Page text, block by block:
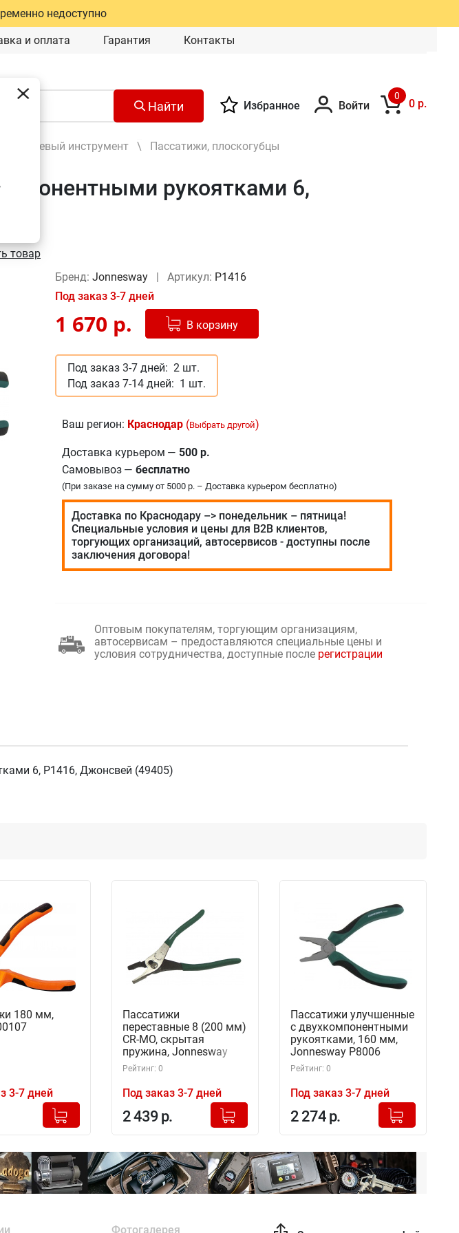
недоступно
и оплата Гарантия Контакты
Найти Избранное Войти
0
0 р.
губцевый инструмент \ Пассатижи, плоскогубцы
рукоятками 6,
товар
Бренд: Jonnesway |Артикул: P1416
Под заказ 3-7 дней
1 670 р. В корзину+
Добавлено в корзину
Под заказ 3-7 дней: 2 шт.
Под заказ 7-14 дней: 1 шт.
Ваш регион: Краснодар (Выбрать другой)
Доставка курьером — 500 р.
Самовывоз —бесплатно
(При заказе на сумму от 5000 р. – Доставка курьером бесплатно)
Доставка по Краснодару –> понедельник – пятница!
Специальные условия и цены для В2В клиентов,
торгующих организаций, автосервисов - доступны после
заключения договора!
Оптовым покупателям, торгующим организациям,
автосервисам – предоставляются специальные цены и
условия сотрудничества, доступные после регистрации
6, P1416, Джонсвей (49405)
180 мм,
3-7 дней
+
Добавлено в корзину
Пассатижи
переставные 8 (200 мм)
CR-MO, скрытая
пружина, Jonnesway
P9108
Рейтинг: 0
Под заказ 3-7 дней
2 439 р.
+
Добавлено в корзину
Пассатижи улучшенные
с двухкомпонентными
рукоятками, 160 мм,
Jonnesway P8006
(48442)
Рейтинг: 0
Под заказ 3-7 дней
2 274 р.
+
Добавлено в корзину
Фотогалерея